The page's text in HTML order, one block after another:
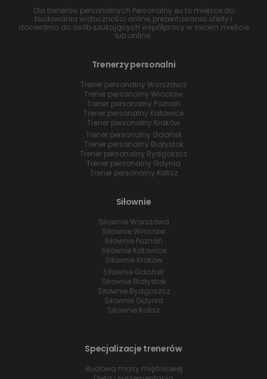
Dla trenerów personalnych Personalny.eu to miejsce do
budowania widoczności online, prezentowania oferty i
docierania do osób szukających współpracy w swoim mieście
lub online.
Trenerzy personalni
Trener personalny Warszawa
Trener personalny Wrocław
Trener personalny Poznań
Trener personalny Katowice
Trener personalny Kraków
Trener personalny Gdańsk
Trener personalny Białystok
Trener personalny Bydgoszcz
Trener personalny Gdynia
Trener personalny Kalisz
Siłownie
Siłownie Warszawa
Siłownie Wrocław
Siłownie Poznań
Siłownie Katowice
Siłownie Kraków
Siłownie Gdańsk
Siłownie Białystok
Siłownie Bydgoszcz
Siłownie Gdynia
Siłownie Kalisz
Specjalizacje trenerów
Budowa masy mięśniowej